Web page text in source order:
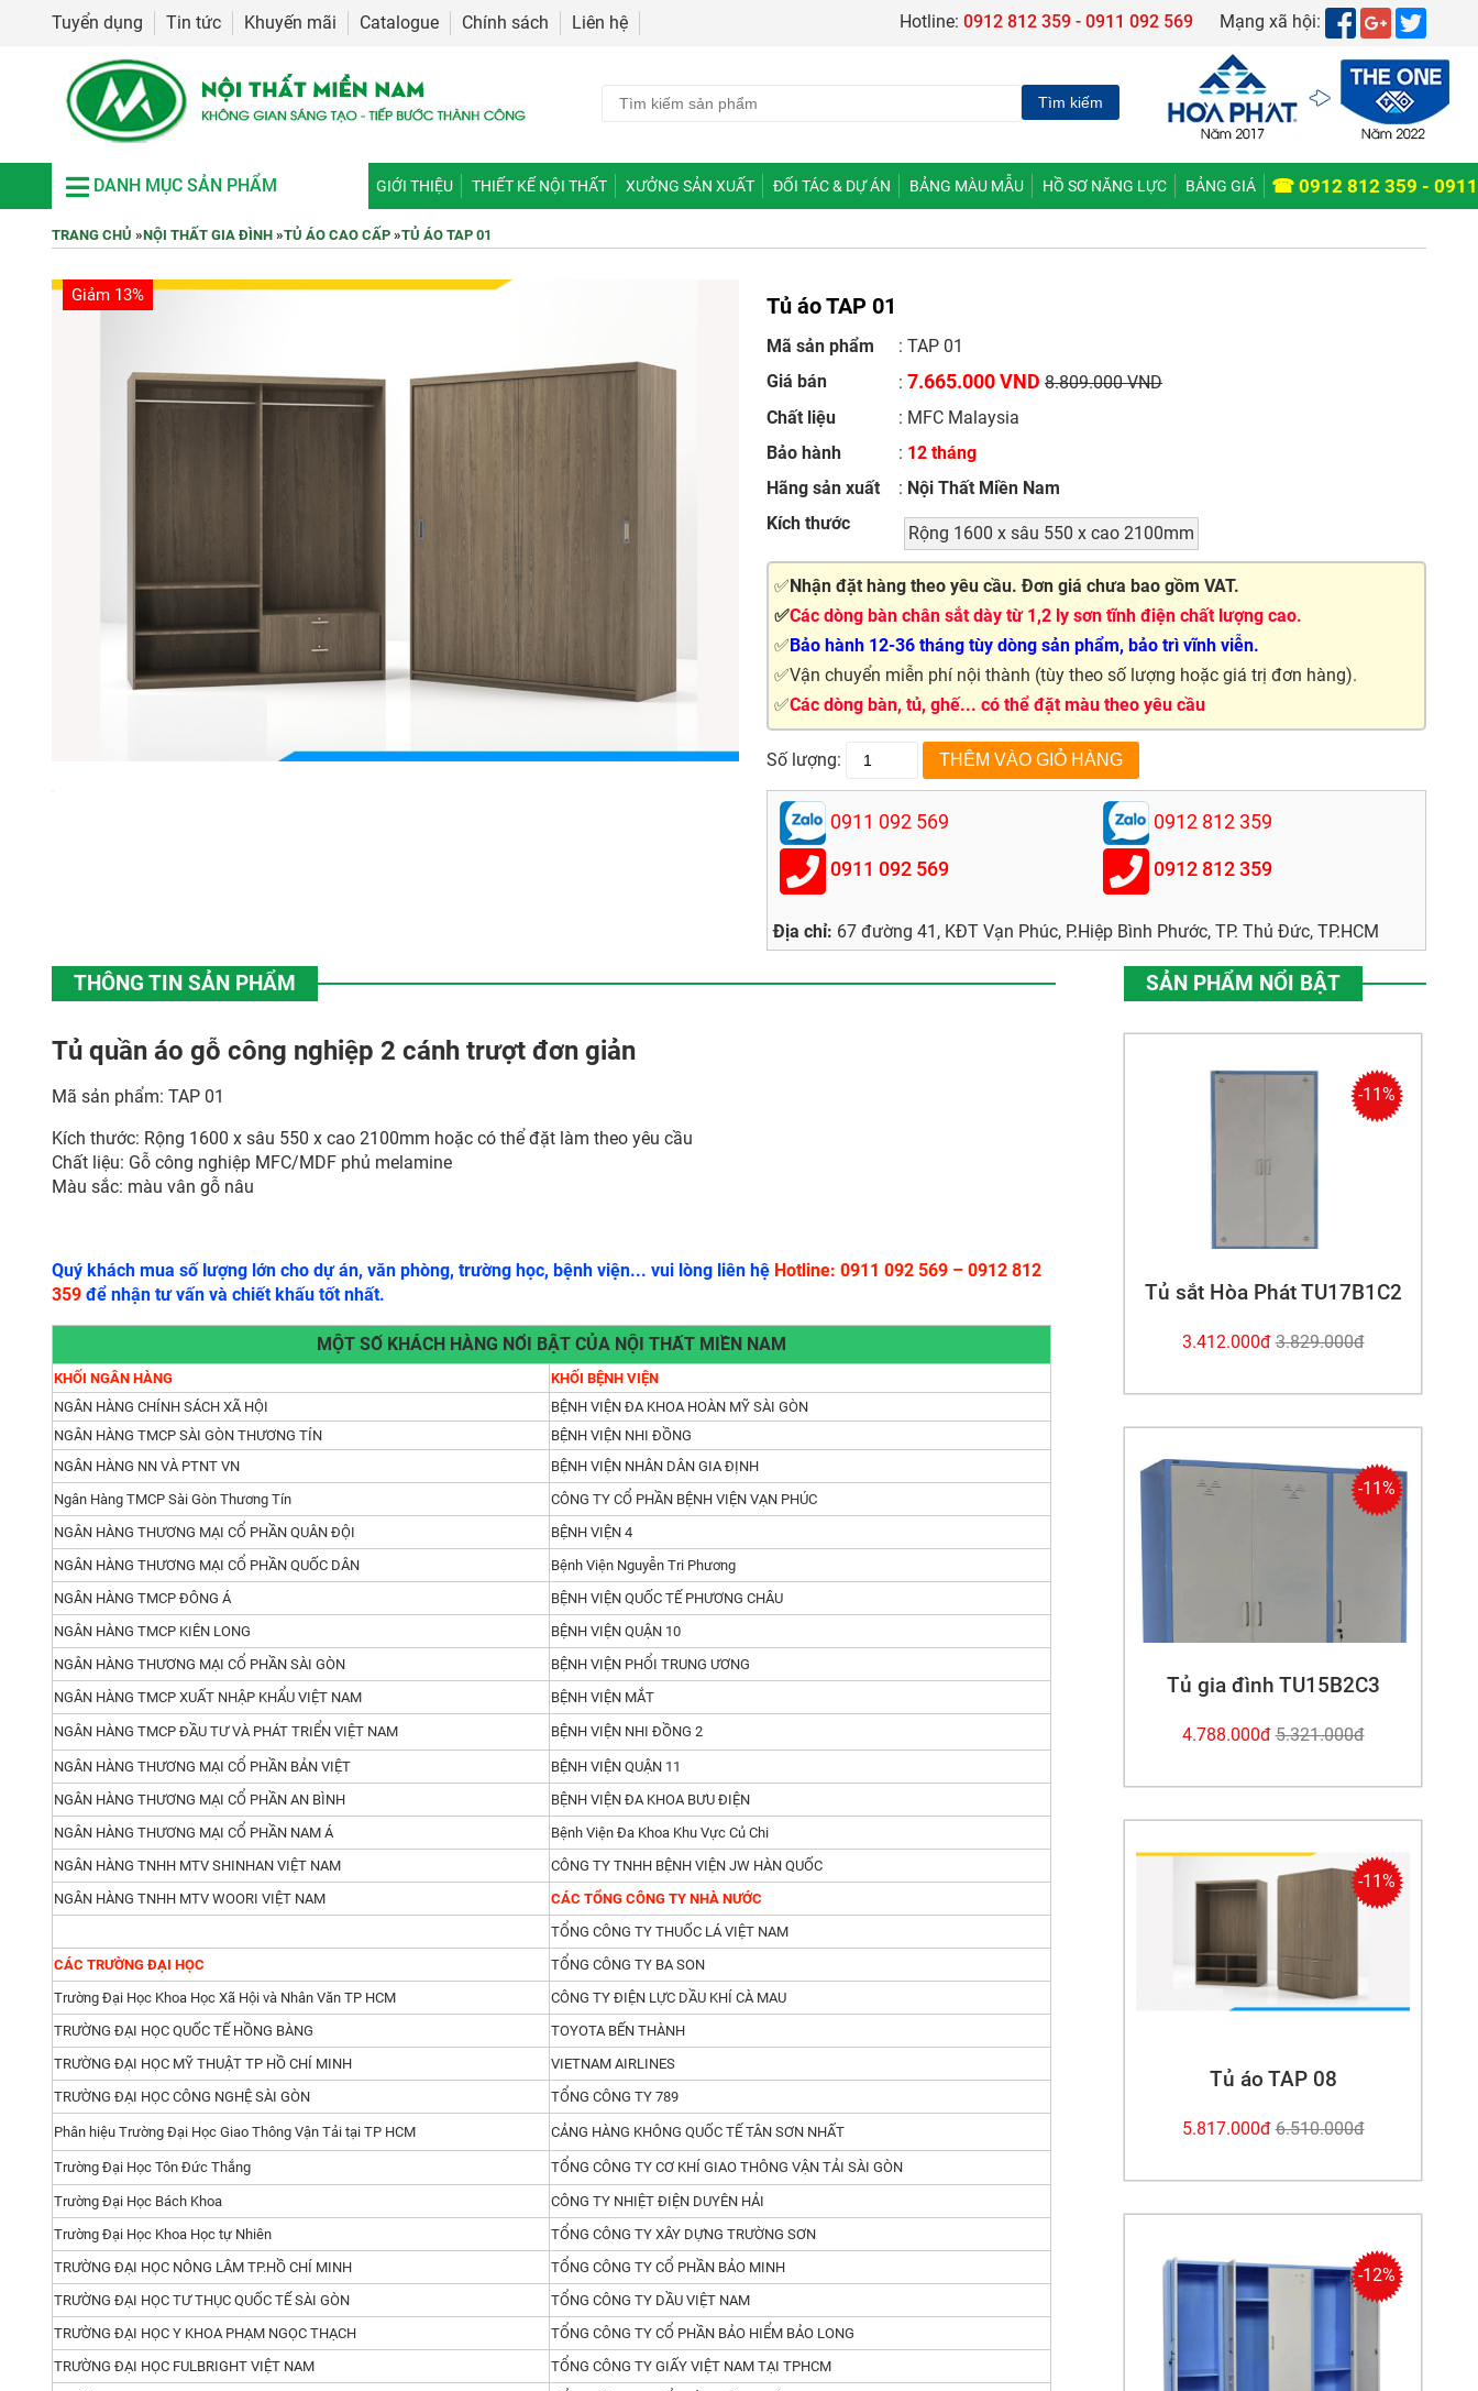
Tuyển dụng Tin tức Khuyến mãi Catalogue Chính sách Liên hệ Hotline: 0912 812 359 - 0911 092 569 Mạng xã hội:
DANH MỤC SẢN PHẨM GIỚI THIỆU THIẾT KẾ NỘI THẤT XƯỞNG SẢN XUẤT ĐỐI TÁC & DỰ ÁN BẢNG MÀU MẪU HỒ SƠ NĂNG LỰC BẢNG GIÁ ☎ 0912 812 359 -
TRANG CHỦ »NỘI THẤT GIA ĐÌNH »TỦ ÁO CAO CẤP »TỦ ÁO TAP 01
Tủ áo TAP 01
Mã sản phẩm
: TAP 01
Giá bán
: 7.665.000 VND 8.809.000 VND
Giảm 13%
Chất liệu
: MFC Malaysia
Bảo hành
: 12 tháng
Hãng sản xuất
: Nội Thất Miền Nam
Kích thước
Rộng 1600 x sâu 550 x cao 2100mm
✅ Nhận đặt hàng theo yêu cầu. Đơn giá chưa bao gồm VAT.
✅Các dòng bàn chân sắt dày từ 1,2 ly sơn tĩnh điện chất lượng cao.
✅ Bảo hành 12-36 tháng tùy dòng sản phẩm, bảo trì vĩnh viễn.
✅Vận chuyển miễn phí nội thành (tùy theo số lượng hoặc giá trị đơn hàng).
✅Các dòng bàn, tủ, ghế... có thể đặt màu theo yêu cầu
Số lượng:
0911 092 569
0911 092 569
0912 812 359
0912 812 359
Địa chỉ: 67 đường 41, KĐT Vạn Phúc, P.Hiệp Bình Phước, TP. Thủ Đức, TP.HCM
THÔNG TIN SẢN PHẨM
Tủ quần áo gỗ công nghiệp 2 cánh trượt đơn giản
Mã sản phẩm: TAP 01
Kích thước: Rộng 1600 x sâu 550 x cao 2100mm hoặc có thể đặt làm theo yêu cầu
Chất liệu: Gỗ công nghiệp MFC/MDF phủ melamine
Màu sắc: màu vân gỗ nâu
Quý khách mua số lượng lớn cho dự án, văn phòng, trường học, bệnh viện... vui lòng liên hệ Hotline: 0911 092 569 – 0912 812
359 để nhận tư vấn và chiết khấu tốt nhất.
MỘT SỐ KHÁCH HÀNG NỔI BẬT CỦA NỘI THẤT MIỀN NAM
KHỐI NGÂN HÀNG
KHỐI BỆNH VIỆN
NGÂN HÀNG CHÍNH SÁCH XÃ HỘI
BỆNH VIỆN ĐA KHOA HOÀN MỸ SÀI GÒN
NGÂN HÀNG TMCP SÀI GÒN THƯƠNG TÍN
BỆNH VIỆN NHI ĐỒNG
NGÂN HÀNG NN VÀ PTNT VN
BỆNH VIỆN NHÂN DÂN GIA ĐỊNH
Ngân Hàng TMCP Sài Gòn Thương Tín
CÔNG TY CỔ PHẦN BỆNH VIỆN VẠN PHÚC
NGÂN HÀNG THƯƠNG MẠI CỔ PHẦN QUÂN ĐỘI
BỆNH VIỆN 4
NGÂN HÀNG THƯƠNG MẠI CỔ PHẦN QUỐC DÂN
Bệnh Viện Nguyễn Tri Phương
NGÂN HÀNG TMCP ĐÔNG Á
BỆNH VIỆN QUỐC TẾ PHƯƠNG CHÂU
NGÂN HÀNG TMCP KIÊN LONG
BỆNH VIỆN QUẬN 10
NGÂN HÀNG THƯƠNG MẠI CỔ PHẦN SÀI GÒN
BỆNH VIỆN PHỔI TRUNG ƯƠNG
NGÂN HÀNG TMCP XUẤT NHẬP KHẨU VIỆT NAM
BỆNH VIỆN MẮT
NGÂN HÀNG TMCP ĐẦU TƯ VÀ PHÁT TRIỂN VIỆT NAM BỆNH VIỆN NHI ĐỒNG 2
NGÂN HÀNG THƯƠNG MẠI CỔ PHẦN BẢN VIỆT
BỆNH VIỆN QUẬN 11
NGÂN HÀNG THƯƠNG MẠI CỔ PHẦN AN BÌNH
BỆNH VIỆN ĐA KHOA BƯU ĐIỆN
NGÂN HÀNG THƯƠNG MẠI CỔ PHẦN NAM Á
Bệnh Viện Đa Khoa Khu Vực Củ Chi
NGÂN HÀNG TNHH MTV SHINHAN VIỆT NAM
CÔNG TY TNHH BỆNH VIỆN JW HÀN QUỐC
NGÂN HÀNG TNHH MTV WOORI VIỆT NAM
CÁC TỔNG CÔNG TY NHÀ NƯỚC
TỔNG CÔNG TY THUỐC LÁ VIỆT NAM
CÁC TRƯỜNG ĐẠI HỌC
TỔNG CÔNG TY BA SON
Trường Đại Học Khoa Học Xã Hội và Nhân Văn TP HCM
CÔNG TY ĐIỆN LỰC DẦU KHÍ CÀ MAU
TRƯỜNG ĐẠI HỌC QUỐC TẾ HỒNG BÀNG
TOYOTA BẾN THÀNH
TRƯỜNG ĐẠI HỌC MỸ THUẬT TP HỒ CHÍ MINH
VIETNAM AIRLINES
TRƯỜNG ĐẠI HỌC CÔNG NGHỆ SÀI GÒN
TỔNG CÔNG TY 789
Phân hiệu Trường Đại Học Giao Thông Vận Tải tại TP HCM CẢNG HÀNG KHÔNG QUỐC TẾ TÂN SƠN NHẤT
Trường Đại Học Tôn Đức Thắng TỔNG CÔNG TY CƠ KHÍ GIAO THÔNG VẬN TẢI SÀI GÒN
Trường Đại Học Bách Khoa
CÔNG TY NHIỆT ĐIỆN DUYÊN HẢI
Trường Đại Học Khoa Học tự Nhiên
TỔNG CÔNG TY XÂY DỰNG TRƯỜNG SƠN
TRƯỜNG ĐẠI HỌC NÔNG LÂM TP.HỒ CHÍ MINH
TỔNG CÔNG TY CỔ PHẦN BẢO MINH
TRƯỜNG ĐẠI HỌC TƯ THỤC QUỐC TẾ SÀI GÒN
TỔNG CÔNG TY DẦU VIỆT NAM
TRƯỜNG ĐẠI HỌC Y KHOA PHẠM NGỌC THẠCH
TỔNG CÔNG TY CỔ PHẦN BẢO HIỂM BẢO LONG
TRƯỜNG ĐẠI HỌC FULBRIGHT VIỆT NAM
TỔNG CÔNG TY GIẤY VIỆT NAM TẠI TPHCM
SẢN PHẨM NỔI BẬT
-11%
Tủ sắt Hòa Phát TU17B1C2
3.412.000đ 3.829.000đ
-11%
Tủ gia đình TU15B2C3
4.788.000đ 5.321.000đ
-11%
Tủ áo TAP 08
5.817.000đ 6.510.000đ
-12%